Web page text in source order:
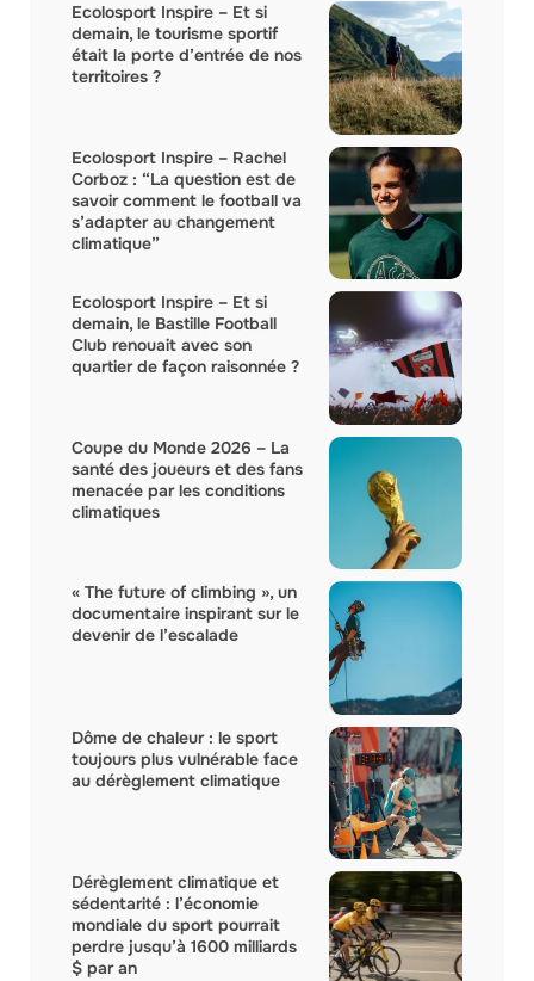
Ecolosport Inspire – Et si
demain, le tourisme sportif
était la porte d’entrée de nos
territoires ?
Ecolosport Inspire – Rachel
Corboz : “La question est de
savoir comment le football va
s’adapter au changement
climatique”
Ecolosport Inspire – Et si
demain, le Bastille Football
Club renouait avec son
quartier de façon raisonnée ?
Coupe du Monde 2026 – La
santé des joueurs et des fans
menacée par les conditions
climatiques
« The future of climbing », un
documentaire inspirant sur le
devenir de l’escalade
Dôme de chaleur : le sport
toujours plus vulnérable face
au dérèglement climatique
Dérèglement climatique et
sédentarité : l’économie
mondiale du sport pourrait
perdre jusqu’à 1600 milliards
$ par an